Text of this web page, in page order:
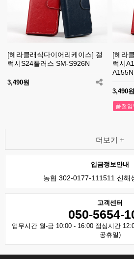
[헤라클래식다이어리케이스] 갤
럭시S24플러스 SM-S926N
3,490원
[헤라
럭시
3,490원
품절
더보기 +
입금정보안내
농협 302-0177-111511 신해
고객센터
050-5654-
업무시간 월-금 10:00 - 16:00 점심시간
공휴일)